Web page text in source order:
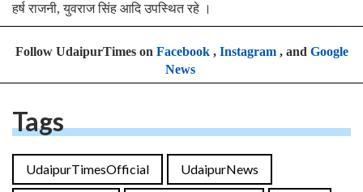
हर्ष राजनी, युवराज सिंह आदि उपस्थित रहे ।
Follow UdaipurTimes on Facebook, Instagram, and Google
News
Tags
UdaipurTimesOfficial UdaipurNews